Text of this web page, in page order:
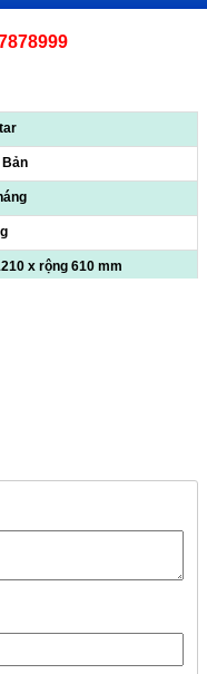
Bản
x rộng 610 mm